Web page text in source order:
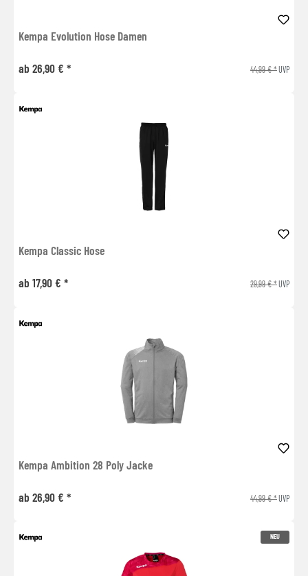
Kempa Evolution Hose Damen
ab 26,90 € * 44,99 € *UVP
Kempa Classic Hose
ab 17,90 € * 29,99 € *UVP
Kempa Ambition 28 Poly Jacke
ab 26,90 € * 44,99 € *UVP
NEU